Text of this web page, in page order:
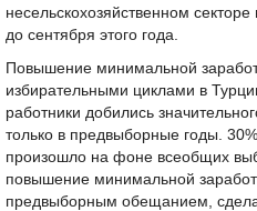
несельскохозяйственном
до сентября этого года.
Повышение минимальной
избирательными циклами в
работники добились
только в предвыборные годы.
произошло на фоне всеобщих
повышение минимальной
предвыборным обещанием,